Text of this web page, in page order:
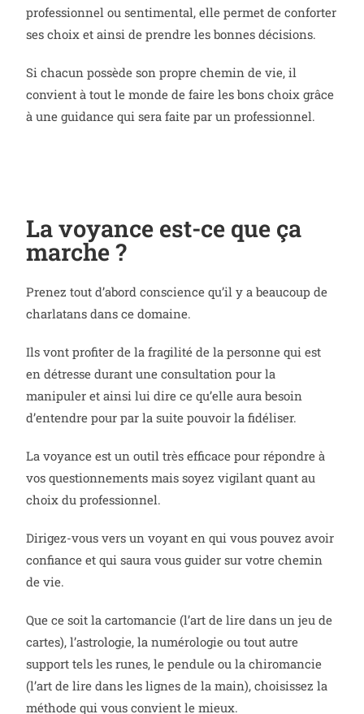
professionnel ou sentimental, elle permet de conforter
ses choix et ainsi de prendre les bonnes décisions.
Si chacun possède son propre chemin de vie, il
convient à tout le monde de faire les bons choix grâce
à une guidance qui sera faite par un professionnel.
La voyance est-ce que ça
marche ?
Prenez tout d’abord conscience qu’il y a beaucoup de
charlatans dans ce domaine.
Ils vont profiter de la fragilité de la personne qui est
en détresse durant une consultation pour la
manipuler et ainsi lui dire ce qu’elle aura besoin
d’entendre pour par la suite pouvoir la fidéliser.
La voyance est un outil très efficace pour répondre à
vos questionnements mais soyez vigilant quant au
choix du professionnel.
Dirigez-vous vers un voyant en qui vous pouvez avoir
confiance et qui saura vous guider sur votre chemin
de vie.
Que ce soit la cartomancie (l’art de lire dans un jeu de
cartes), l’astrologie, la numérologie ou tout autre
support tels les runes, le pendule ou la chiromancie
(l’art de lire dans les lignes de la main), choisissez la
méthode qui vous convient le mieux.